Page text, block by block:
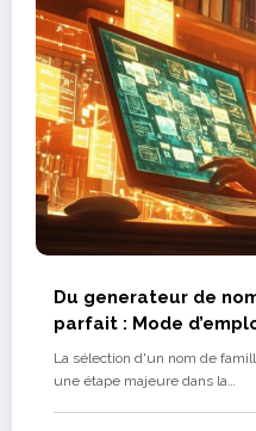
Du generateur de
parfait : Mode
La sélection d'un nom de
une étape majeure dans la…